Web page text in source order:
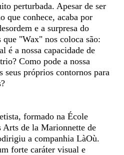
perturbada. Apesar de ser
que conhece, acaba por
e a surpresa do
que "Wax" nos coloca são:
é a nossa capacidade de
Como pode a nossa
seus próprios contornos para
formado na École
Arts de la Marionnette de
a companhia LàOù.
forte caráter visual e